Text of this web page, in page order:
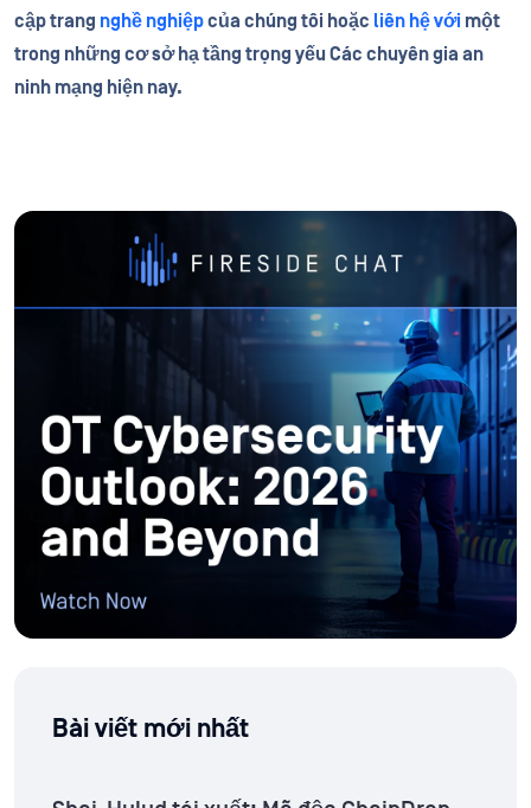
cập trang nghề nghiệpcủa chúng tôi hoặc liên hệ với một
trong những cơ sở hạ tầng trọng yếu Các chuyên gia an
ninh mạng hiện nay.
Bài viết mới nhất